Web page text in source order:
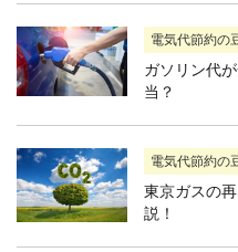
電気代節約の
ガソリン代
当？
電気代節約の
東京ガスの
説！